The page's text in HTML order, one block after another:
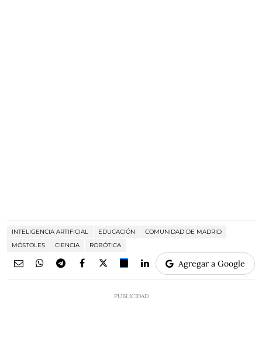
INTELIGENCIA ARTIFICIAL EDUCACIÓN
COMUNIDAD DE MADRID
MÓSTOLES
CIENCIA ROBÓTICA
Agregar a Google